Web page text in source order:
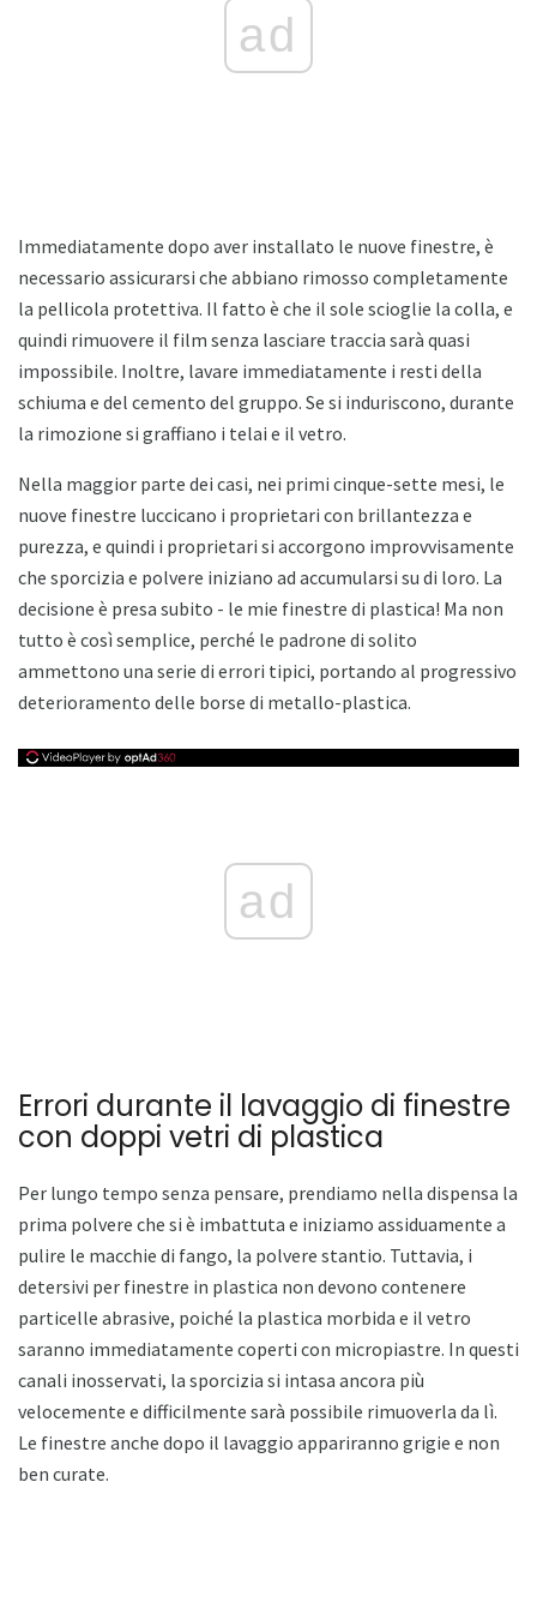
ad
Immediatamente dopo aver installato le nuove finestre, è
necessario assicurarsi che abbiano rimosso completamente
la pellicola protettiva. Il fatto è che il sole scioglie la colla, e
quindi rimuovere il film senza lasciare traccia sarà quasi
impossibile. Inoltre, lavare immediatamente i resti della
schiuma e del cemento del gruppo. Se si induriscono, durante
la rimozione si graffiano i telai e il vetro.
Nella maggior parte dei casi, nei primi cinque-sette mesi, le
nuove finestre luccicano i proprietari con brillantezza e
purezza, e quindi i proprietari si accorgono improvvisamente
che sporcizia e polvere iniziano ad accumularsi su di loro. La
decisione è presa subito - le mie finestre di plastica! Ma non
tutto è così semplice, perché le padrone di solito
ammettono una serie di errori tipici, portando al progressivo
deterioramento delle borse di metallo-plastica.
ad
Errori durante il lavaggio di finestre
con doppi vetri di plastica
Per lungo tempo senza pensare, prendiamo nella dispensa la
prima polvere che si è imbattuta e iniziamo assiduamente a
pulire le macchie di fango, la polvere stantio. Tuttavia, i
detersivi per finestre in plastica non devono contenere
particelle abrasive, poiché la plastica morbida e il vetro
saranno immediatamente coperti con micropiastre. In questi
canali inosservati, la sporcizia si intasa ancora più
velocemente e difficilmente sarà possibile rimuoverla da lì.
Le finestre anche dopo il lavaggio appariranno grigie e non
ben curate.